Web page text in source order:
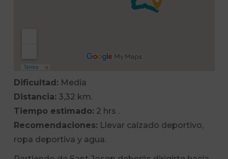
Dificultad: Media
Distancia: 3,32 km.
Tiempo estimado: 2 hrs .
Recomendaciones: Llevar calzado deportivo,
ropa deportiva y agua.